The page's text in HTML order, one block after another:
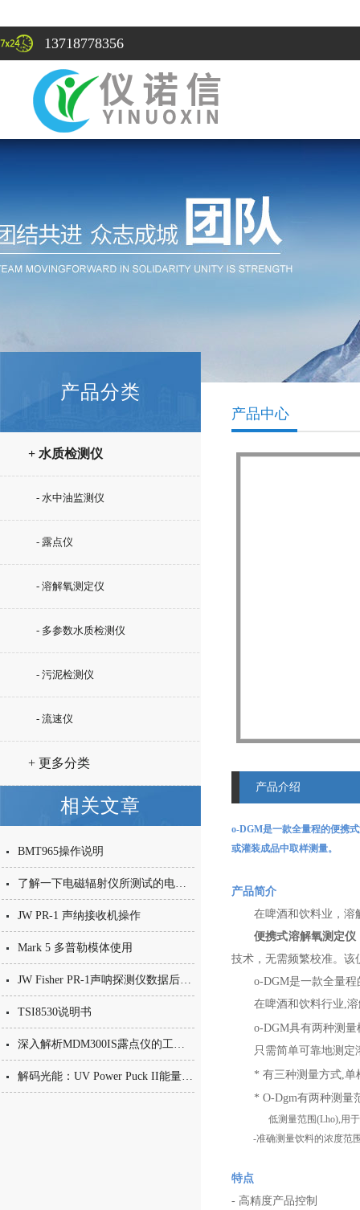
13718778356
产品分类
+ 水质检测仪
- 水中油监测仪
- 露点仪
- 溶解氧测定仪
- 多参数水质检测仪
- 污泥检测仪
- 流速仪
+ 更多分类
相关文章
BMT965操作说明
了解一下电磁辐射仪所测试的电磁辐射的概念
JW PR-1 声纳接收机操作
Mark 5 多普勒模体使用
JW Fisher PR-1声呐探测仪数据后处理，新手容易踩的坑
TSI8530说明书
深入解析MDM300IS露点仪的工作原理与应用场景
解码光能：UV Power Puck II能量计如何为固化工艺建立“数字标尺”
产品中心
产品介绍
o-DGM是一款全量程的便携
或灌装成品中取样测量。
产品简介
在啤酒和饮料业，溶
便携式溶解氧测定仪
技术，无需频繁校准。该
o-DGM是一款全量
在啤酒和饮料行业,
o-DGM具有两种测
只需简单可靠地测定
* 有三种测量方式,单
* O-Dgm有两种测量
低测量范围(Lho),用
-准确测量饮料的浓度范围
特点
- 高精度产品控制